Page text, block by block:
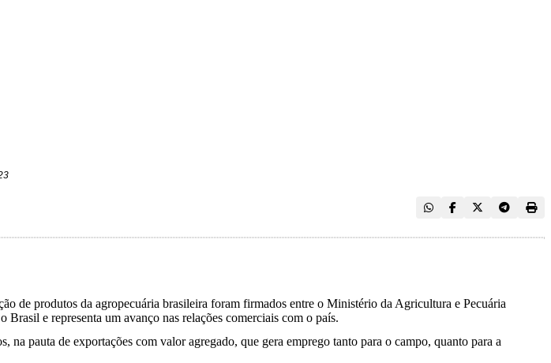
de produtos da agropecuária brasileira foram firmados entre o Ministério da Agricultura e Pecuária
e representa um avanço nas relações comerciais com o país.
na pauta de exportações com valor agregado, que gera emprego tanto para o campo, quanto para a